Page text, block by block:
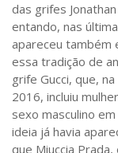
Quem somos
Sobre o Portal
das grifes
entando, nas
apareceu também
essa tradição de
grife Gucci, que,
2016, incluiu
sexo masculino
ideia já havia
que Miuccia